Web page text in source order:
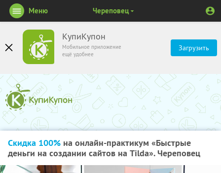
КупиКупон
Мобильное приложение
ещё удобнее
Загрузить
Меню Череповец
Скидка 100% на онлайн-практикум «Быстрые
деньги на создании сайтов на Tilda». Череповец